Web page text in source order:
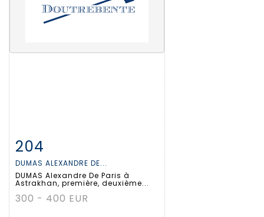
Fiche détaillée
204
DUMAS ALEXANDRE DE...
DUMAS Alexandre De Paris à
Astrakhan, première, deuxième...
300 - 400 EUR